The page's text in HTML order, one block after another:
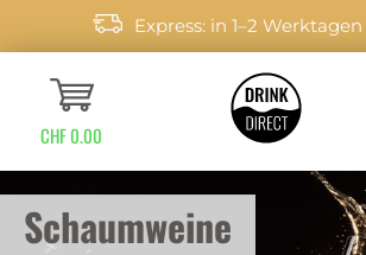
Express: in 1–2
CHF 0.00
Schaumweine